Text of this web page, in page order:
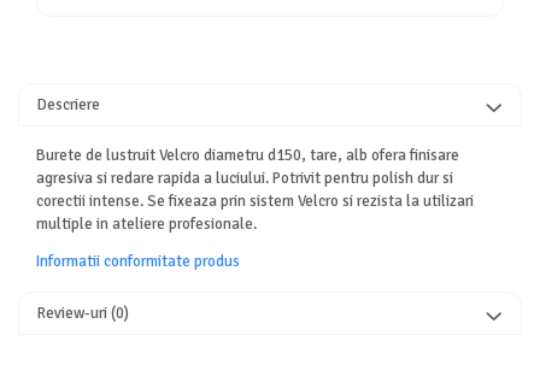
Descriere
Burete de lustruit Velcro diametru d150, tare, alb ofera finisare
agresiva si redare rapida a luciului. Potrivit pentru polish dur si
corectii intense. Se fixeaza prin sistem Velcro si rezista la utilizari
multiple in ateliere profesionale.
Informatii conformitate produs
Review-uri(0)